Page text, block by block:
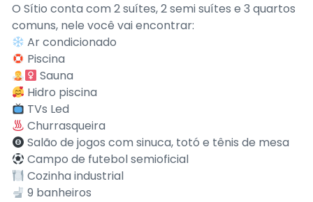
O Sítio conta com 2 suítes, 2 semi suítes e 3 quartos
comuns, nele você vai encontrar:
Ar condicionado
Piscina
Sauna
Hidro piscina
TVs Led
Churrasqueira
Salão de jogos com sinuca, totó e tênis de mesa
Campo de futebol semioficial
Cozinha industrial
9 banheiros